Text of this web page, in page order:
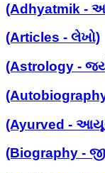
(Adhyatmik -
(Articles - લેખો)
(Astrology -
(Ayurved -
(Biography -